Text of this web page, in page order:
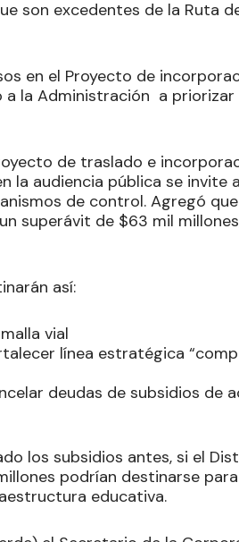
son excedentes de la Ruta
en el Proyecto de
la Administración a priorizar
de traslado e
la audiencia pública se invite
de control. Agregó
superávit de $63 mil
así:
vial
línea estratégica
deudas de subsidios de
los subsidios antes, si el
podrían destinarse
educativa.